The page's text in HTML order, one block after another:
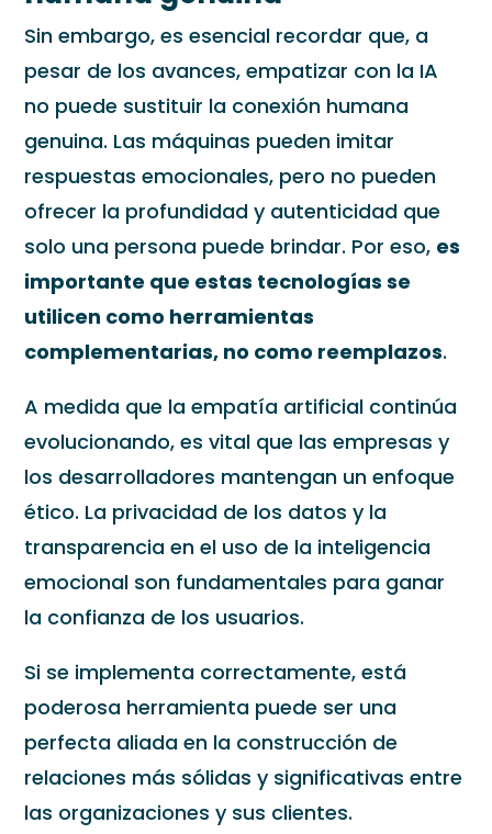
Sin embargo, es esencial recordar que, a
pesar de los avances, empatizar con la IA
no puede sustituir la conexión humana
genuina. Las máquinas pueden imitar
respuestas emocionales, pero no pueden
ofrecer la profundidad y autenticidad que
solo una persona puede brindar. Por eso, es
importante que estas tecnologías se
utilicen como herramientas
complementarias, no como reemplazos.
A medida que la empatía artificial continúa
evolucionando, es vital que las empresas y
los desarrolladores mantengan un enfoque
ético. La privacidad de los datos y la
transparencia en el uso de la inteligencia
emocional son fundamentales para ganar
la confianza de los usuarios.
Si se implementa correctamente, está
poderosa herramienta puede ser una
perfecta aliada en la construcción de
relaciones más sólidas y significativas entre
las organizaciones y sus clientes.